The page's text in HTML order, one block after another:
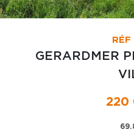
GERARDMER
220